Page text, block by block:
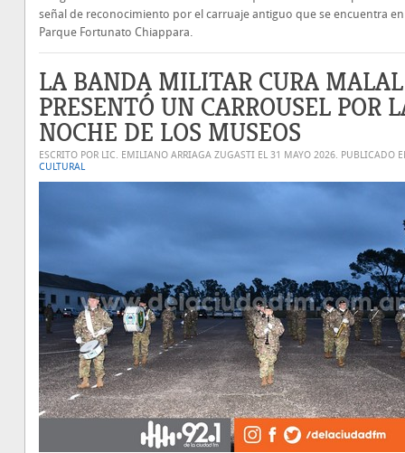
señal de reconocimiento por el carruaje antiguo que se encuentra
Parque Fortunato Chiappara.
LA BANDA MILITAR CURA MALAL
PRESENTÓ UN CARROUSEL POR
NOCHE DE LOS MUSEOS
ESCRITO POR LIC. EMILIANO ARRIAGA ZUGASTI EL 31 MAYO 2026. PUBLICADO
CULTURAL